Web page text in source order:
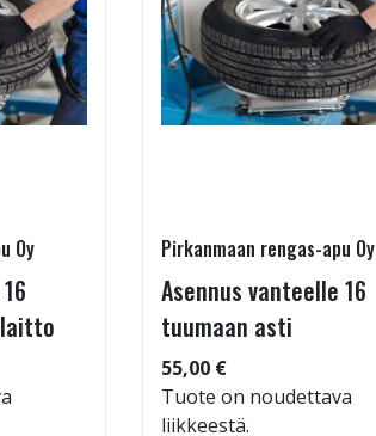
Oy Pirkanmaan rengas-apu Oy
Asennus vanteelle 16
tuumaan asti
55,00 €
Tuote on noudettava
liikkeestä.